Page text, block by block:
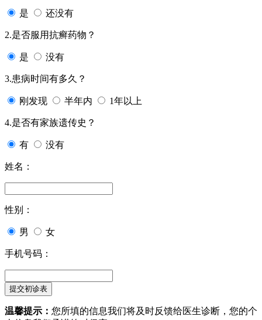
是 还没有
2.是否服用抗癣药物？
是 没有
3.患病时间有多久？
刚发现 半年内 1年以上
4.是否有家族遗传史？
有 没有
姓名：
性别：
男 女
手机号码：
温馨提示： 您所填的信息我们将及时反馈给医生诊断，您的个